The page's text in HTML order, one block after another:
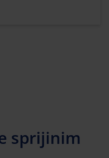
sprijinim